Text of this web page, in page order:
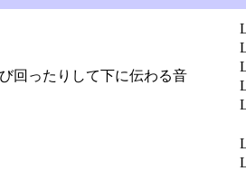
回ったりして下に伝わる音